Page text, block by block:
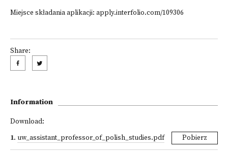
Miejsce składania aplikacji: apply.interfolio.com/109306
Share:
Information
Download:
1. uw_assistant_professor_of_polish_studies.pdf Pobierz